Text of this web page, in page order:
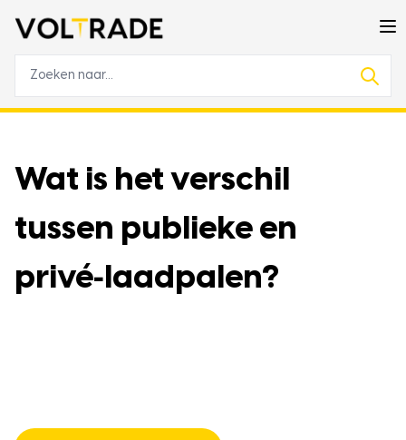
Wat is het verschil
tussen publieke en
privé‑laadpalen?